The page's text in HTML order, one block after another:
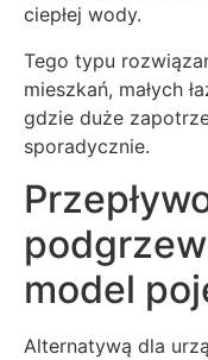
ciepłej wody.
Tego typu
mieszkań, małych
gdzie duże
sporadycznie.
model
Alternatywą dla